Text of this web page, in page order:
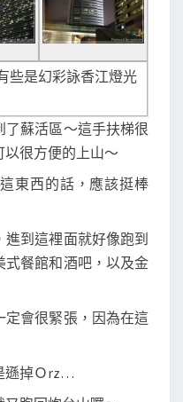
些是幻彩詠香江燈光
蘇活區～這手扶梯很
很方便的上山～
東西的話，應該挺棒
到這裡面就好像跑到
式餐館和酒吧，以及金
定會很緊張，因為在這
遜掉Ｏrz…